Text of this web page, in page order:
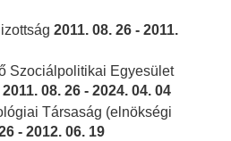
2011. 08. 26 - 2011.
Szociálpolitikai Egyesület
2011. 08. 26 - 2024. 04. 04
Társaság (elnökségi
- 2012. 06. 19